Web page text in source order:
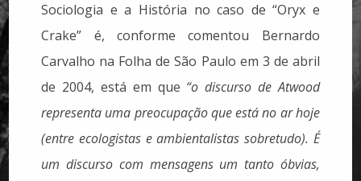
Sociologia e a História no caso de “Oryx e
Crake” é, conforme comentou Bernardo
Carvalho na Folha de São Paulo em 3 de abril
de 2004, está em que “o discurso de Atwood
representa uma preocupação que está no ar hoje
(entre ecologistas e ambientalistas sobretudo). É
um discurso com mensagens um tanto óbvias,